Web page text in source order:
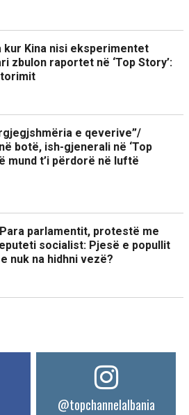
kur Kina nisi eksperimentet
zbulon raportet në ‘Top Story’:
e qeverive”/
botë, ish-gjenerali në ‘Top
mund t’i përdorë në luftë
Para parlamentit, protestë me
socialist: Pjesë e popullit
nuk na hidhni vezë?
@topchannelalbania